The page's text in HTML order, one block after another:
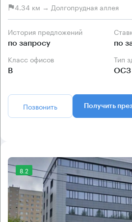
4.34 км → Долгопрудная аллея
История предложений
по запросу по
Класс офисов
B
Тип
ОСЗ
Позвонить Получить
8.2